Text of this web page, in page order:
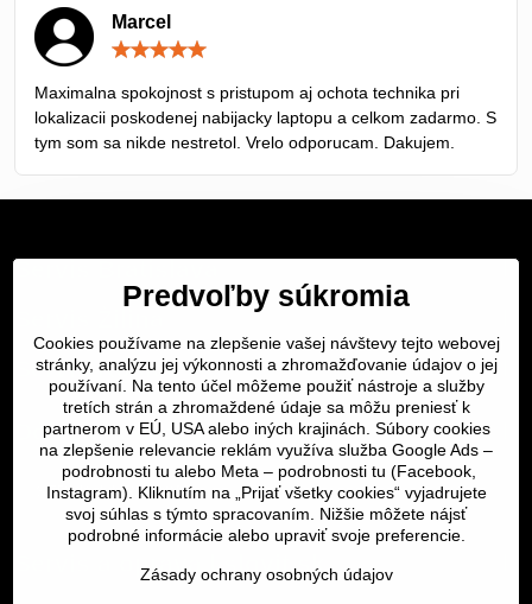
Marcel
5
Maximalna spokojnost s pristupom aj ochota technika pri
lokalizacii poskodenej nabijacky laptopu a celkom zadarmo. S
tym som sa nikde nestretol. Vrelo odporucam. Dakujem.
Servis Bratislava
Servis Košice
Dôležité odkazy
SERVIS KURIÉROM
Servis a oprava | slovit.sk
Predvoľby súkromia
Cookies používame na zlepšenie vašej návštevy tejto webovej
stránky, analýzu jej výkonnosti a zhromažďovanie údajov o jej
používaní. Na tento účel môžeme použiť nástroje a služby
tretích strán a zhromaždené údaje sa môžu preniesť k
partnerom v EÚ, USA alebo iných krajinách. Súbory cookies
na zlepšenie relevancie reklám využíva služba Google Ads –
podrobnosti tu alebo Meta – podrobnosti tu (Facebook,
Instagram). Kliknutím na „Prijať všetky cookies“ vyjadrujete
svoj súhlas s týmto spracovaním. Nižšie môžete nájsť
podrobné informácie alebo upraviť svoje preferencie.
Zásady ochrany osobných údajov